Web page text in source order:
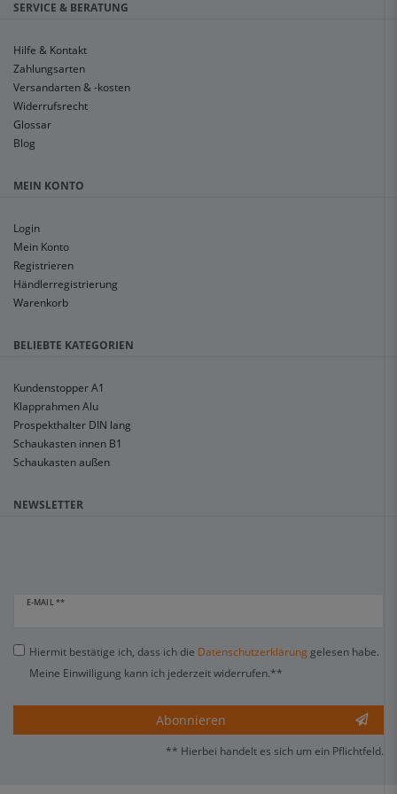
SERVICE & BERATUNG
Hilfe & Kontakt
Zahlungsarten
Versandarten & -kosten
Widerrufsrecht
Glossar
Blog
MEIN KONTO
Login
Mein Konto
Registrieren
Händlerregistrierung
Warenkorb
BELIEBTE KATEGORIEN
Kundenstopper A1
Klapprahmen Alu
Prospekthalter DIN lang
Schaukasten innen B1
Schaukasten außen
NEWSLETTER
E-MAIL **
Hiermit bestätige ich, dass ich die Daten­schutz­erklärung gelesen habe.
Meine Einwilligung kann ich jederzeit widerrufen.**
Abonnieren
** Hierbei handelt es sich um ein Pflichtfeld.